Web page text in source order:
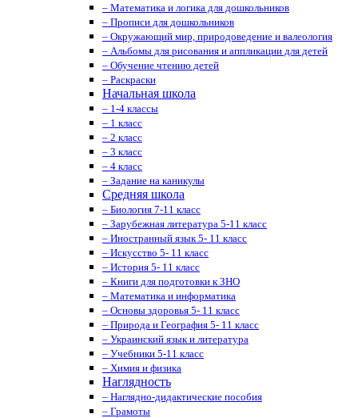
– Математика и логика для дошкольников
– Прописи для дошкольников
– Окружающий мир, природоведение и валеология
– Альбомы для рисования и аппликации для детей
– Обучение чтению детей
– Раскраски
Начальная школа
– 1-4 классы
– 1 класс
– 2 класс
– 3 класс
– 4 класс
– Задание на каникулы
Средняя школа
– Биология 7-11 класс
– Зарубежная литература 5-11 класс
– Иностранный язык 5- 11 класс
– Искусство 5- 11 класс
– История 5- 11 класс
– Книги для подготовки к ЗНО
– Математика и информатика
– Основы здоровья 5- 11 класс
– Природа и География 5- 11 класс
– Украинский язык и литература
– Учебники 5-11 класс
– Химия и физика
Наглядность
– Наглядно-дидактические пособия
– Грамоты